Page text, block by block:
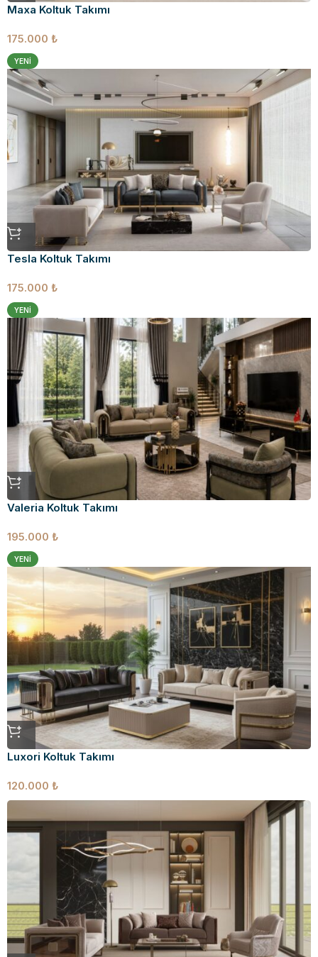
Maxa Koltuk Takımı
175.000 ₺
YENI
Tesla Koltuk Takımı
175.000 ₺
YENI
Valeria Koltuk Takımı
195.000 ₺
YENI
Luxori Koltuk Takımı
120.000 ₺